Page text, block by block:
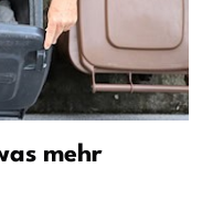
mehr